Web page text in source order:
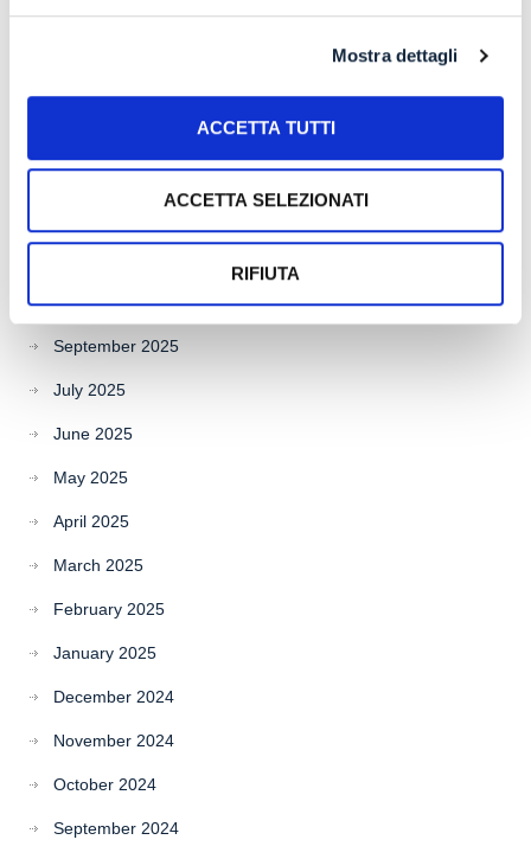
Mostra dettagli
ACCETTA TUTTI
ACCETTA SELEZIONATI
RIFIUTA
January 2026
October 2025
September 2025
July 2025
June 2025
May 2025
April 2025
March 2025
February 2025
January 2025
December 2024
November 2024
October 2024
September 2024